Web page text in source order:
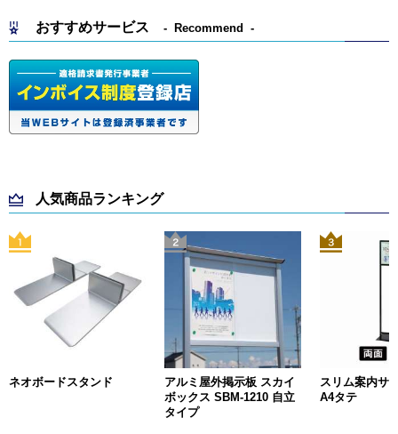
おすすめサービス Recommend
人気商品ランキング
ネオボードスタンド
アルミ屋外掲示板 スカイ
ボックス SBM-1210 自立
タイプ
スリム案内サ
A4タテ